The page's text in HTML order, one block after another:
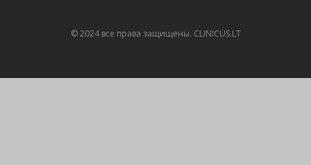
© 2024 все права защищены. CLINICUS.LT